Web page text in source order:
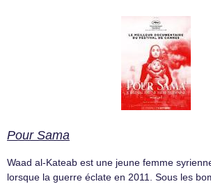
Pour Sama
Waad al-Kateab est une jeune femme
lorsque la guerre éclate en 2011. Sous les